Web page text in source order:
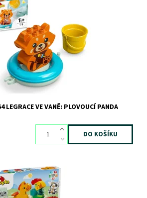
dovedností o spoustu legrace s
omyvatelnou hračkou pro nejmenší.
3 ks
LEGRACE VE VANĚ: PLOVOUCÍ PANDA
DUPLO® pro batolata pomáhá rozvíjet jemné